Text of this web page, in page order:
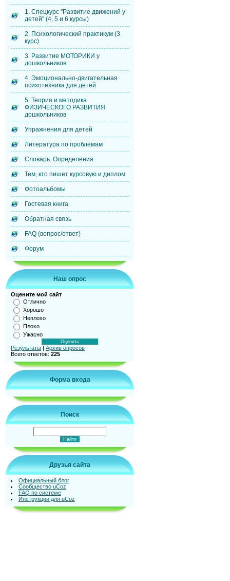
1. Спецкурс "Развитие движений у
детей" (4, 5 и 6 курсы)
2. Психологический практикум (3
курс)
3. Развитие МОТОРИКИ у
дошкольников
4. Эмоционально-двигательная
психотехника для детей
5. Теория и методика
ФИЗИЧЕСКОГО РАЗВИТИЯ
дошкольников
Упражнения для детей
Литература по проблемам
Словарь. Определения
Тем, кто пишет курсовую и диплом
Фотоальбомы
Гостевая книга
Обратная связь
FAQ (вопрос/ответ)
Форум
Наш опрос
Оцените мой сайт
Отлично
Хорошо
Неплохо
Плохо
Ужасно
Результаты | Архив опросов
Всего ответов: 225
Форма входа
Поиск
Друзья сайта
Официальный блог
Сообщество uCoz
FAQ по системе
Инструкции для uCoz